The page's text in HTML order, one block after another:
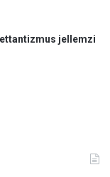
jellemzi